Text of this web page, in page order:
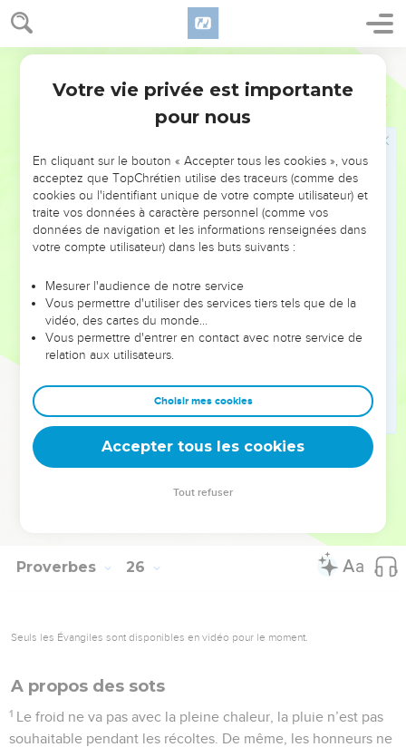
Proverbes 25
mettre du vinaigre sur une plaie.
Si ton ennemi a faim, donne-lui à manger, s’il a soif,
donne-lui à boire.
En faisant cela, tu le gêneras comme s’il avait des
charbons brûlants sur sa tête, et le SEIGNEUR te
Le vent du nord amène la pluie, les mensonges appellent
la colère des autres.
Il vaut mieux habiter dehors que loger avec une femme
qui aime les disputes.
Une bonne nouvelle venue de loin, c’est de l’eau fraîche
pour quelqu’un qui meurt de soif.
Une personne qui agit bien mais qui tremble devant un
homme mauvais, ressemble à une source ou à un puits qu’on
trop d’honneurs.
Une personne qui ne domine pas sa colère est comme
une ville ouverte, sans murs de défense.
© Société biblique française – Bibli’O, 2000, avec autorisation. Pour vous procurer
Proverbes 26
Seuls les Évangiles sont disponibles en vidéo pour le moment.
A propos des sots
1 Le froid ne va pas avec la pleine chaleur, la pluie n’est pas
souhaitable pendant les récoltes. De même, les honneurs ne
Votre vie privée est importante
pour nous
En cliquant sur le bouton « Accepter tous les cookies », vous
acceptez que TopChrétien utilise des traceurs (comme des
cookies ou l'identifiant unique de votre compte utilisateur) et
traite vos données à caractère personnel (comme vos
données de navigation et les informations renseignées dans
votre compte utilisateur) dans les buts suivants :
Mesurer l'audience de notre service
Vous permettre d'utiliser des services tiers tels que de la
vidéo, des cartes du monde…
Vous permettre d'entrer en contact avec notre service de
relation aux utilisateurs.
Choisir mes cookies
Accepter tous les cookies
Tout refuser